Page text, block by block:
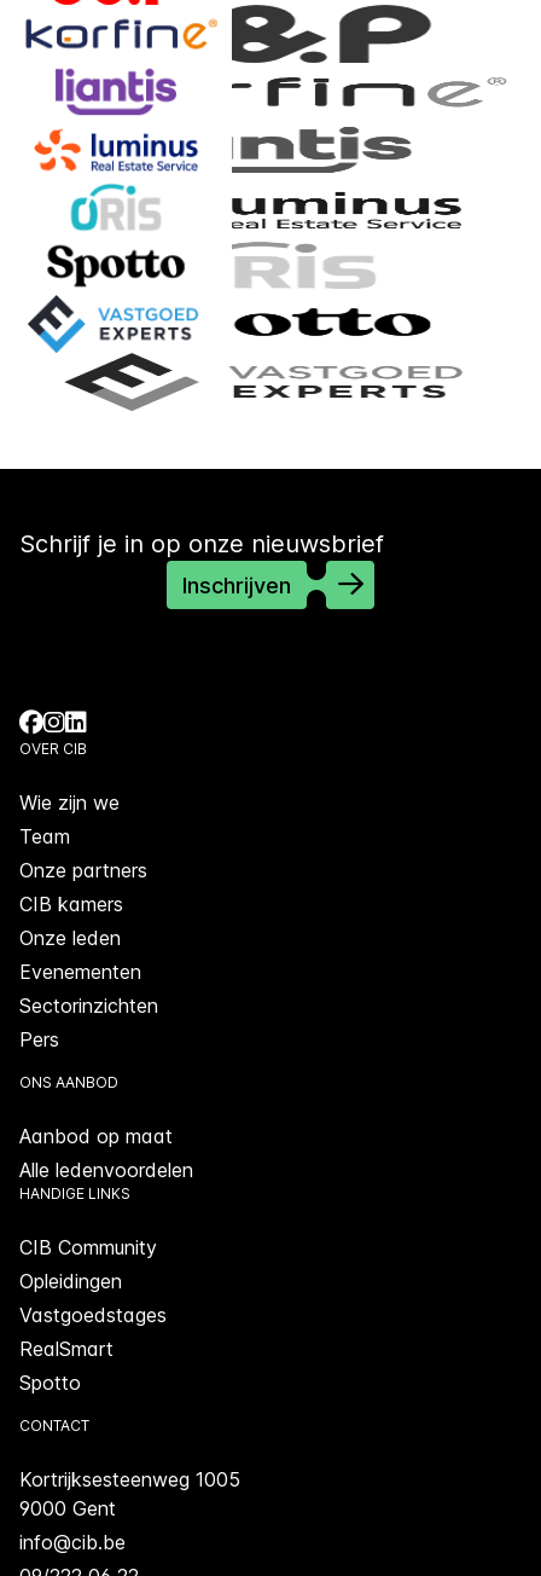
Schrijf je in op onze nieuwsbrief
Inschrijven
OVER CIB
Wie zijn we
Team
Onze partners
CIB kamers
Onze leden
Evenementen
Sectorinzichten
Pers
ONS AANBOD
Aanbod op maat
Alle ledenvoordelen
HANDIGE LINKS
CIB Community
Opleidingen
Vastgoedstages
RealSmart
Spotto
CONTACT
Kortrijksesteenweg 1005
9000 Gent
info@cib.be